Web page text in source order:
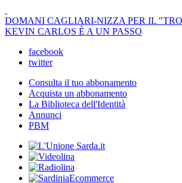
DOMANI CAGLIARI-NIZZA PER IL
KEVIN CARLOS È A UN PASSO
facebook
twitter
Consulta il tuo abbonamento
Acquista un abbonamento
La Biblioteca dell'Identità
Annunci
PBM